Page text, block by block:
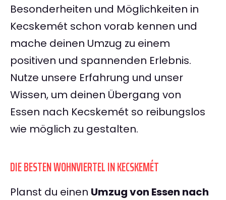
Besonderheiten und Möglichkeiten in
Kecskemét schon vorab kennen und
mache deinen Umzug zu einem
positiven und spannenden Erlebnis.
Nutze unsere Erfahrung und unser
Wissen, um deinen Übergang von
Essen nach Kecskemét so reibungslos
wie möglich zu gestalten.
DIE BESTEN WOHNVIERTEL IN KECSKEMÉT
Planst du einen Umzug von Essen nach